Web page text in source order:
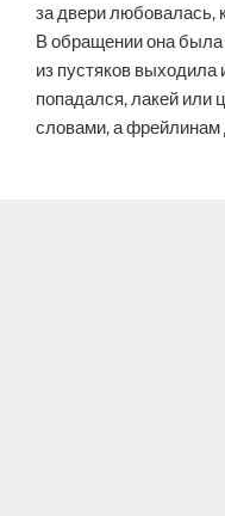
за двери любовалась,
В обращении она была
из пустяков выходила
попадался, лакей
словами, а фрейлинам